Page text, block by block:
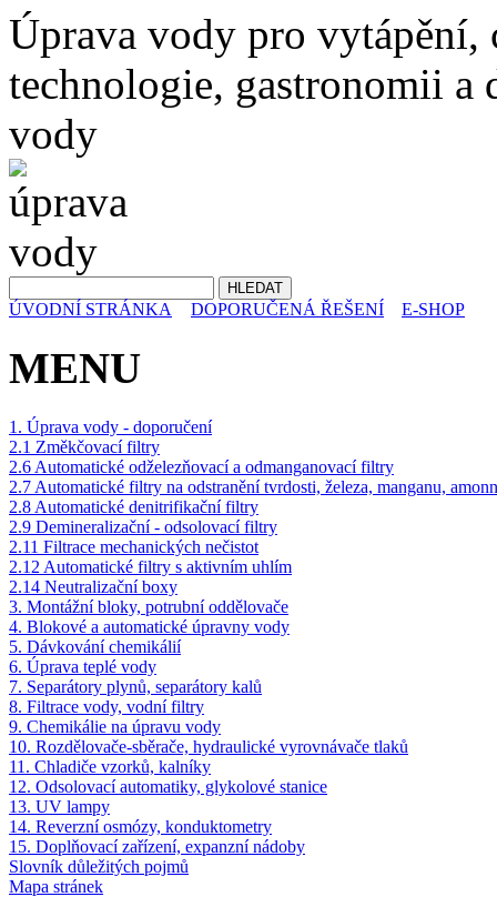
Úprava vody pro
technologie, gastronomii
vody
ÚVODNÍ STRÁNKA DOPORUČENÁ ŘEŠENÍ E-SHOP
MENU
1. Úprava vody - doporučení
2.1 Změkčovací filtry
2.6 Automatické odželezňovací a odmanganovací filtry
2.7 Automatické filtry na odstranění tvrdosti, železa, manganu,
2.8 Automatické denitrifikační filtry
2.9 Demineralizační - odsolovací filtry
2.11 Filtrace mechanických nečistot
2.12 Automatické filtry s aktivním uhlím
2.14 Neutralizační boxy
3. Montážní bloky, potrubní oddělovače
4. Blokové a automatické úpravny vody
5. Dávkování chemikálií
6. Úprava teplé vody
7. Separátory plynů, separátory kalů
8. Filtrace vody, vodní filtry
9. Chemikálie na úpravu vody
10. Rozdělovače-sběrače, hydraulické vyrovnávače tlaků
11. Chladiče vzorků, kalníky
12. Odsolovací automatiky, glykolové stanice
13. UV lampy
14. Reverzní osmózy, konduktometry
15. Doplňovací zařízení, expanzní nádoby
Slovník důležitých pojmů
Mapa stránek